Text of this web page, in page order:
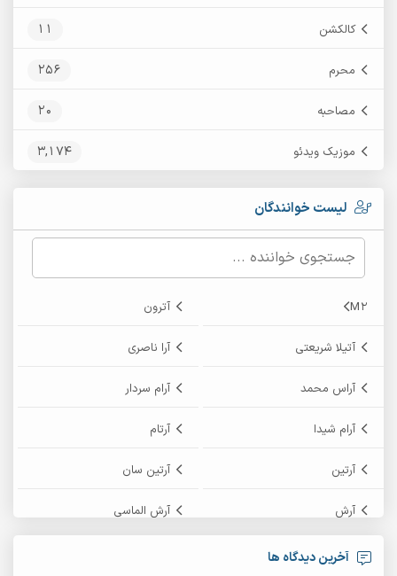
کالکشن 11
محرم 256
مصاحبه 20
موزیک ویدئو 3,174
لیست خوانندگان
M2 آترون
آتیلا شریعتی آرا ناصری
آراس محمد آرام سردار
آرام شیدا آرتام
آرتین آرتین سان
آرش آرش الماسی
آرش امامی
آخرین دیدگاه ها